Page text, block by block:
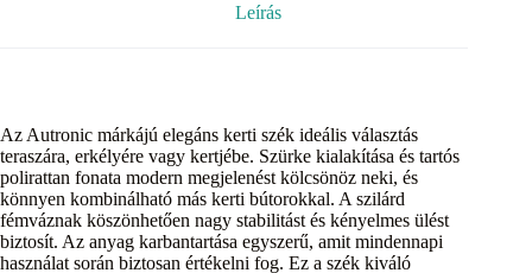
Leírás
Az Autronic márkájú elegáns kerti szék ideális választás
teraszára, erkélyére vagy kertjébe. Szürke kialakítása és tartós
polirattan fonata modern megjelenést kölcsönöz neki, és
könnyen kombinálható más kerti bútorokkal. A szilárd
fémváznak köszönhetően nagy stabilitást és kényelmes ülést
biztosít. Az anyag karbantartása egyszerű, amit mindennapi
használat során biztosan értékelni fog. Ez a szék kiváló